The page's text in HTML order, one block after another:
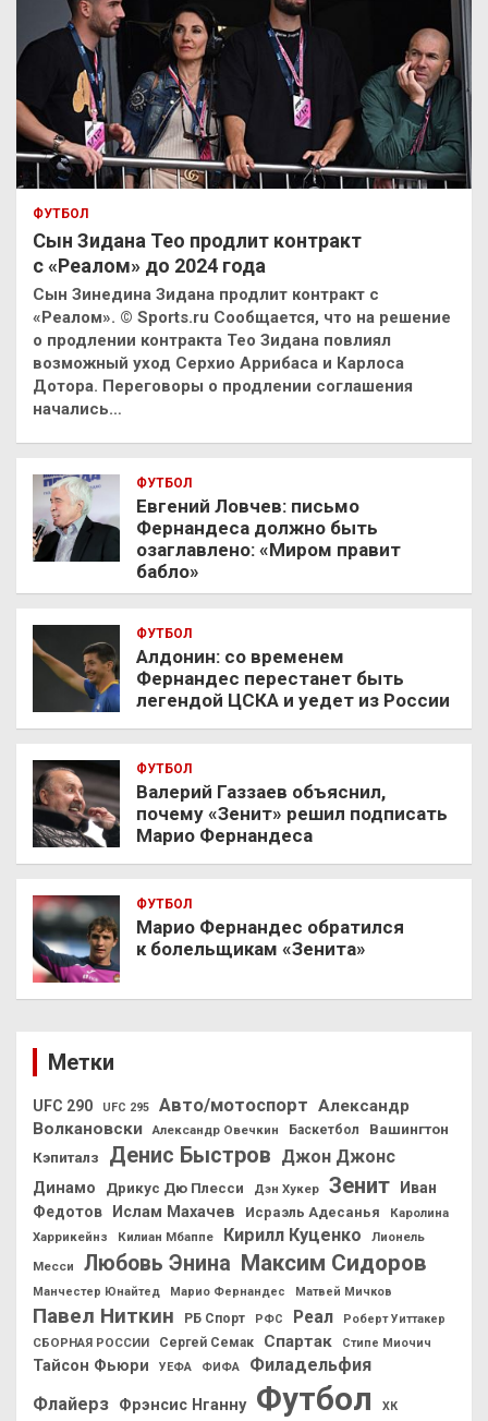
ФУТБОЛ
Сын Зидана Тео продлит контракт
с «Реалом» до 2024 года
Сын Зинедина Зидана продлит контракт с
«Реалом». © Sports.ru Сообщается, что на решение
о продлении контракта Тео Зидана повлиял
возможный уход Серхио Аррибаса и Карлоса
Дотора. Переговоры о продлении соглашения
начались…
ФУТБОЛ
Евгений Ловчев: письмо
Фернандеса должно быть
озаглавлено: «Миром правит
бабло»
ФУТБОЛ
Алдонин: со временем
Фернандес перестанет быть
легендой ЦСКА и уедет из России
ФУТБОЛ
Валерий Газзаев объяснил,
почему «Зенит» решил подписать
Марио Фернандеса
ФУТБОЛ
Марио Фернандес обратился
к болельщикам «Зенита»
Метки
UFC 290 UFC 295 Авто/мотоспорт Александр
Волкановски
Александр Овечкин Баскетбол
Вашингтон
Кэпиталз
Денис Быстров Джон Джонс
Динамо Дрикус Дю Плесси Дэн Хукер Зенит
Иван
Федотов
Ислам Махачев Исраэль Адесанья
Каролина
Харрикейнз
Килиан Мбаппе Кирилл Куценко
Лионель
Месси
Любовь Энина Максим Сидоров
Манчестер Юнайтед Марио Фернандес Матвей Мичков
Павел Ниткин РБ Спорт РФС Реал Роберт Уиттакер
СБОРНАЯ РОССИИ Сергей Семак Спартак Стипе Миочич
Тайсон Фьюри УЕФА ФИФА
Филадельфия
Флайерз Фрэнсис Нганну Футбол ХК